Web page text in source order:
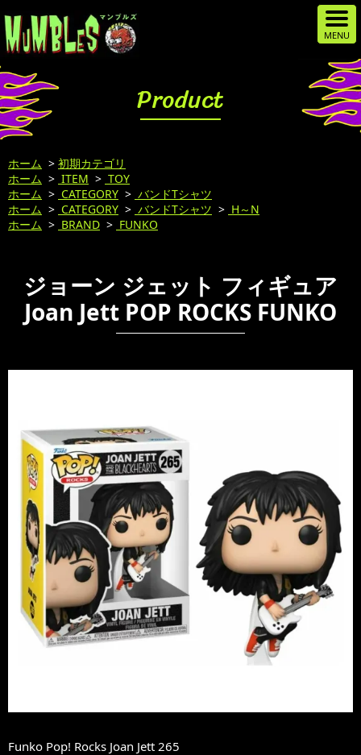
Product
ホーム > 初期カテゴリ
ホーム > ITEM > TOY
ホーム > CATEGORY > バンドTシャツ
ホーム > CATEGORY > バンドTシャツ > H～N
ホーム > BRAND > FUNKO
ジョーン ジェット フィギュア
Joan Jett POP ROCKS FUNKO
Funko Pop! Rocks Joan Jett 265